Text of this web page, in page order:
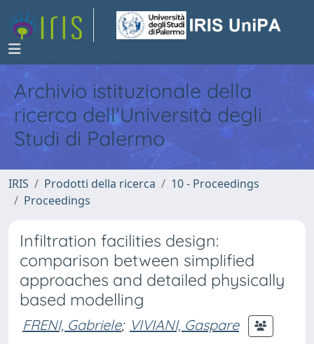
Archivio istituzionale della
ricerca dell'Università degli
Studi di Palermo
IRIS Prodotti della ricerca
10 - Proceedings
Proceedings
Infiltration facilities design:
comparison between simplified
approaches and detailed physically
based modelling
FRENI, Gabriele; VIVIANI, Gaspare